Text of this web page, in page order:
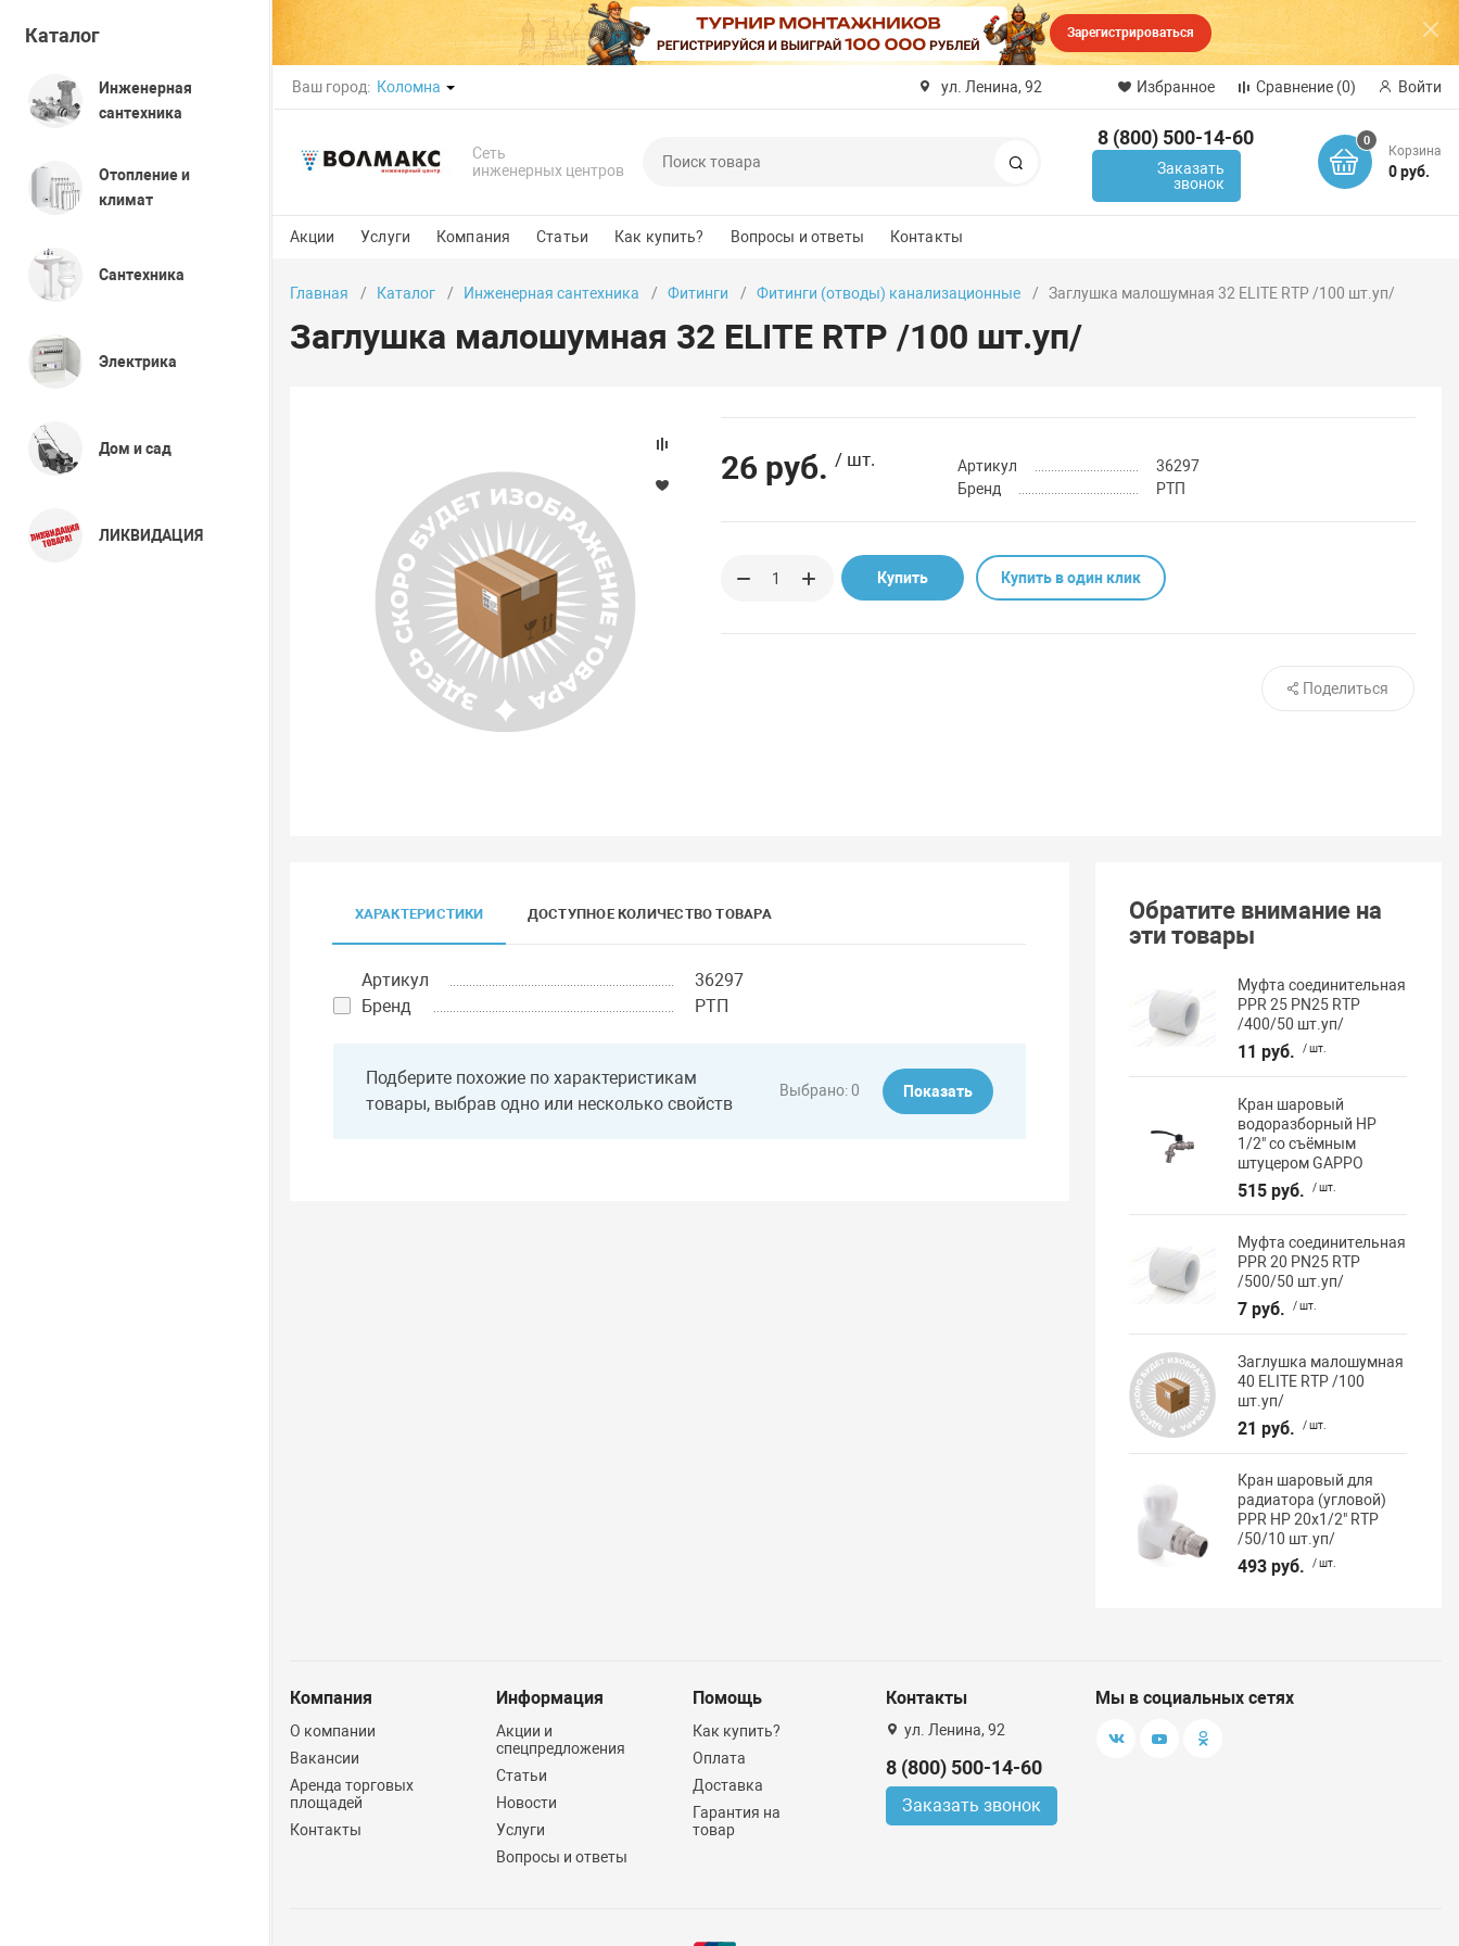
Зарегистрироваться
Ваш город: Коломна ул. Ленина, 92 Избранное Сравнение (0) Войти
Сеть
инженерных центров
8 (800) 500-14-60
Заказать
звонок
0
Корзина
0 руб.
Акции Услуги Компания Статьи Как купить? Вопросы и ответы Контакты
Каталог
Инженерная
сантехника
Отопление и
климат
Сантехника
Электрика
Дом и сад
ЛИКВИДАЦИЯ
Главная Каталог Инженерная сантехника Фитинги Фитинги (отводы) канализационные Заглушка малошумная 32 ELITE RTP /100 шт.уп/
Заглушка малошумная 32 ELITE RTP /100 шт.уп/
26 руб. / шт. Артикул
36297
Бренд
РТП
Купить Купить в один клик
Поделиться
ХАРАКТЕРИСТИКИ ДОСТУПНОЕ КОЛИЧЕСТВО ТОВАРА
Артикул
36297
Бренд
РТП
Подберите похожие по характеристикам
товары, выбрав одно или несколько свойств
Выбрано:0 Показать
Обратите внимание на
эти товары
Муфта соединительная
PPR 25 PN25 RTP
/400/50 шт.уп/
11 руб. / шт.
Кран шаровый
водоразборный НР
1/2" со съёмным
штуцером GAPPO
515 руб. / шт.
Муфта соединительная
PPR 20 PN25 RTP
/500/50 шт.уп/
7 руб. / шт.
Заглушка малошумная
40 ELITE RTP /100
шт.уп/
21 руб. / шт.
Кран шаровый для
радиатора (угловой)
PPR НР 20х1/2" RTP
/50/10 шт.уп/
493 руб. / шт.
Компания
О компании
Вакансии
Аренда торговых
площадей
Контакты
Информация
Акции и
спецпредложения
Статьи
Новости
Услуги
Вопросы и ответы
Помощь
Как купить?
Оплата
Доставка
Гарантия на
товар
Контакты
ул. Ленина, 92
8 (800) 500-14-60
Заказать звонок
Мы в социальных сетях